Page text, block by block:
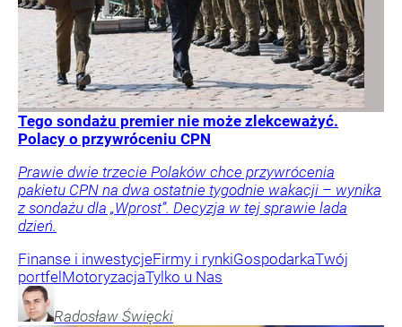
Tego sondażu premier nie może zlekceważyć.
Polacy o przywróceniu CPN
Prawie dwie trzecie Polaków chce przywrócenia
pakietu CPN na dwa ostatnie tygodnie wakacji – wynika
z sondażu dla „Wprost”. Decyzja w tej sprawie lada
dzień.
Finanse i inwestycjeFirmy i rynkiGospodarkaTwój
portfel MotoryzacjaTylko u Nas
Radosław Święcki